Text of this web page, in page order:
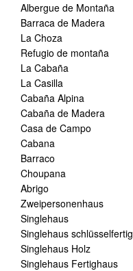
Albergue de Montaña
Barraca de Madera
La Choza
Refugio de montaña
La Cabaña
La Casilla
Cabaña Alpina
Cabaña de Madera
Casa de Campo
Cabana
Barraco
Choupana
Abrigo
Zweipersonenhaus
Singlehaus
Singlehaus schlüsselfertig
Singlehaus Holz
Singlehaus Fertighaus